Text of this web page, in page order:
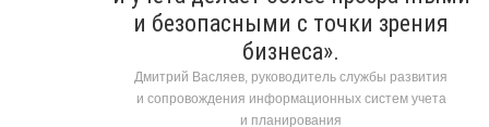
и безопасными с точки зрения
бизнеса».
Дмитрий Васляев, руководитель службы развития
и сопровождения информационных систем учета
и планирования